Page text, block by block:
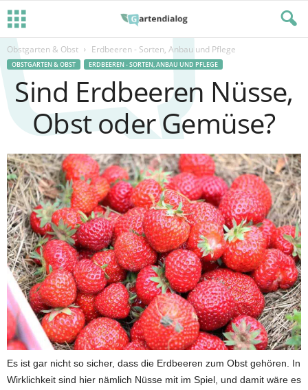
Obstgarten & Obst Erdbeeren - Sorten, Anbau und Pflege
OBSTGARTEN & OBST ERDBEEREN - SORTEN, ANBAU UND PFLEGE
Sind Erdbeeren Nüsse,
Obst oder Gemüse?
Es ist gar nicht so sicher, dass die Erdbeeren zum Obst gehören. In
Wirklichkeit sind hier nämlich Nüsse mit im Spiel, und damit wäre es